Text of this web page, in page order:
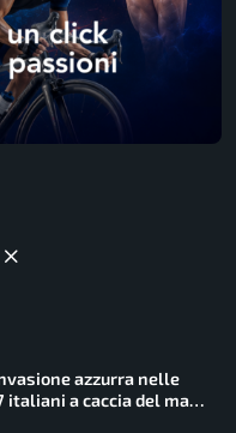
azzurra nelle
italiani a caccia del main